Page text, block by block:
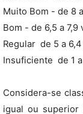
Muito Bom - de 8
Bom - de 6,5 a 7,9
Regular  de 5 a
Insuficiente  de 1
Considera-se
igual ou superior